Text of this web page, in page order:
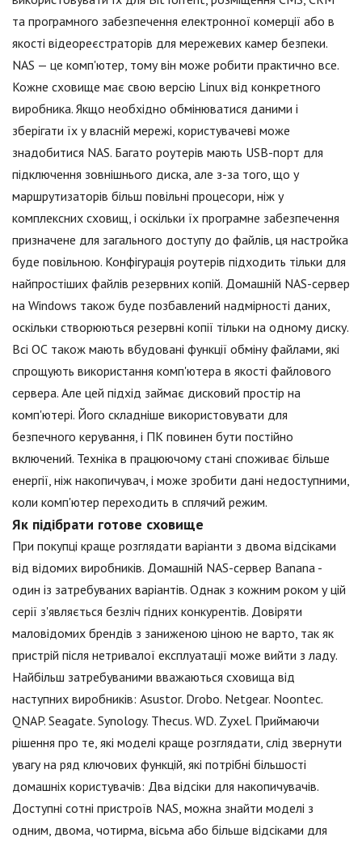
та програмного забезпечення електронної комерції або в
якості відеореєстраторів для мережевих камер безпеки.
NAS — це комп'ютер, тому він може робити практично все.
Кожне сховище має свою версію Linux від конкретного
виробника. Якщо необхідно обмінюватися даними і
зберігати їх у власній мережі, користувачеві може
знадобитися NAS. Багато роутерів мають USB-порт для
підключення зовнішнього диска, але з-за того, що у
маршрутизаторів більш повільні процесори, ніж у
комплексних сховищ, і оскільки їх програмне забезпечення
призначене для загального доступу до файлів, ця настройка
буде повільною. Конфігурація роутерів підходить тільки для
найпростіших файлів резервних копій. Домашній NAS-сервер
на Windows також буде позбавлений надмірності даних,
оскільки створюються резервні копії тільки на одному диску.
Всі ОС також мають вбудовані функції обміну файлами, які
спрощують використання комп'ютера в якості файлового
сервера. Але цей підхід займає дисковий простір на
комп'ютері. Його складніше використовувати для
безпечного керування, і ПК повинен бути постійно
включений. Техніка в працюючому стані споживає більше
енергії, ніж накопичувач, і може зробити дані недоступними,
коли комп'ютер переходить в сплячий режим.
Як підібрати готове сховище
При покупці краще розглядати варіанти з двома відсіками
від відомих виробників. Домашній NAS-сервер Banana -
один із затребуваних варіантів. Однак з кожним роком у цій
серії з'являється безліч гідних конкурентів. Довіряти
маловідомих брендів з заниженою ціною не варто, так як
пристрій після нетривалої експлуатації може вийти з ладу.
Найбільш затребуваними вважаються сховища від
наступних виробників: Asustor. Drobo. Netgear. Noontec.
QNAP. Seagate. Synology. Thecus. WD. Zyxel. Приймаючи
рішення про те, які моделі краще розглядати, слід звернути
увагу на ряд ключових функцій, які потрібні більшості
домашніх користувачів: Два відсіки для накопичувачів.
Доступні сотні пристроїв NAS, можна знайти моделі з
одним, двома, чотирма, вісьма або більше відсіками для